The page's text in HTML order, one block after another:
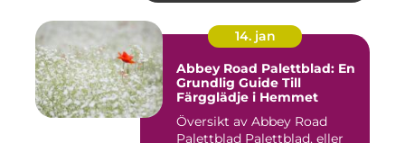
14. jan
Abbey Road Palettblad: En
Grundlig Guide Till
Färgglädje i Hemmet
Översikt av Abbey Road
Palettblad Palettblad, eller